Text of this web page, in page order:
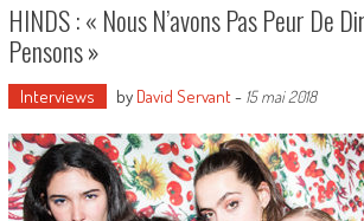
HINDS : « Nous N’avons Pas Peur De
Pensons »
Interviews by David Servant- 15 mai 2018